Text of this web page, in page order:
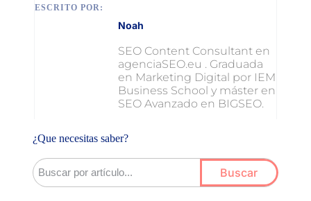
ESCRITO POR:
Noah
SEO Content Consultant en
agenciaSEO.eu . Graduada
en Marketing Digital por IEM
Business School y máster en
SEO Avanzado en BIGSEO.
¿Que necesitas saber?
Buscar